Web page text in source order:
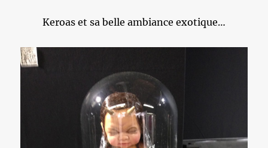
Keroas et sa belle ambiance exotique…